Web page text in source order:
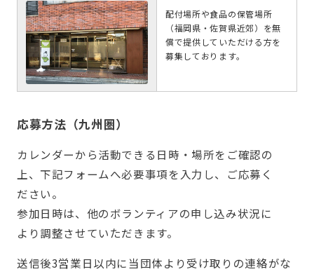
配付場所や食品の保管場所
（福岡県・佐賀県近郊）を無
償で提供していただける方を
募集しております。
応募方法（九州圏）
カレンダーから活動できる日時・場所をご確認の
上、下記フォームへ必要事項を入力し、ご応募く
ださい。
参加日時は、他のボランティアの申し込み状況に
より調整させていただきます。
送信後3営業日以内に当団体より受け取りの連絡がな